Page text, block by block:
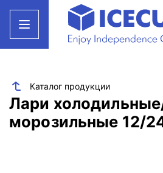
Каталог продукции
Лари
морозильные 12/